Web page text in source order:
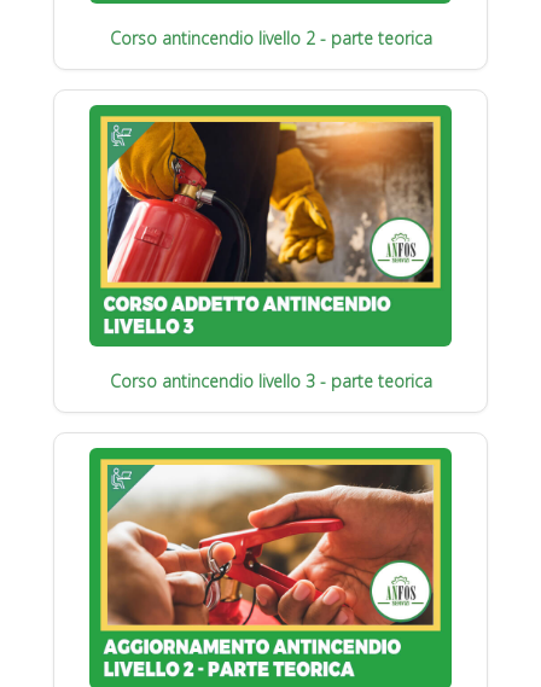
Corso antincendio livello 2 - parte teorica
Corso antincendio livello 3 - parte teorica